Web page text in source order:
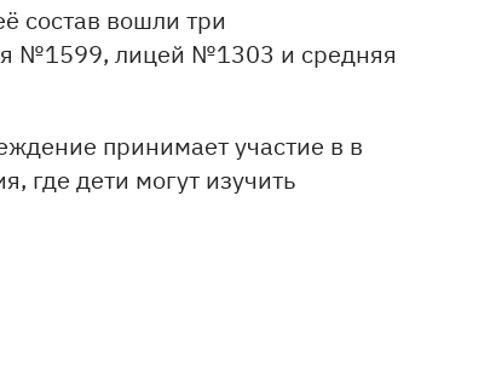
состав вошли три
№1599, лицей №1303 и средняя
принимает участие в в
где дети могут изучить